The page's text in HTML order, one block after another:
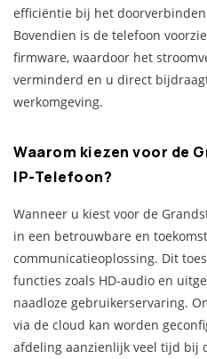
efficiëntie bij het
Bovendien is de telefoon
firmware, waardoor het
verminderd en u direct
werkomgeving.
Waarom kiezen voor de
IP-Telefoon?
Wanneer u kiest voor de
in een betrouwbare en
communicatieoplossing. Dit
functies zoals HD-audio en
naadloze gebruikerservaring.
via de cloud kan worden
afdeling aanzienlijk veel tijd bij